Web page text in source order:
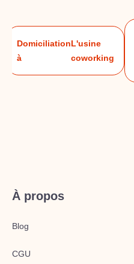
Domiciliation
à
L'usine
coworking
À propos
Blog
CGU